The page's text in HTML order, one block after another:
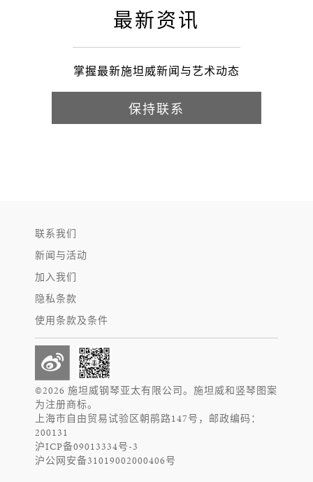
最新资讯
掌握最新施坦威新闻与艺术动态
保持联系
联系我们
新闻与活动
加入我们
隐私条款
使用条款及条件
©2026 施坦威钢琴亚太有限公司。施坦威和竖琴图案
为注册商标。
上海市自由贸易试验区朝鹃路147号，邮政编码：
200131
沪ICP备09013334号-3
沪公网安备31019002000406号